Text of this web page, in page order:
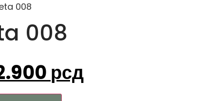
008
008
рсд